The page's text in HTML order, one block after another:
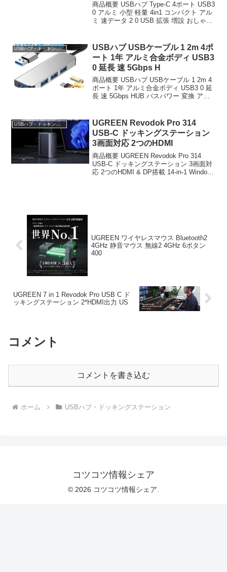
商品概要 USBハブ Type-C 4ポート USB3
0 アルミ 小型 軽量 4in1 コンパクト アル
ミ 速データ 2 0 USB 拡張 増設 おしゃれ
USBハブ・ドッキングステーション
USBハブ USBケーブル 1 2m 4ポ
ート 1年 アルミ合金ボディ USB3
0 延長 速 5Gbps H
商品概要 USBハブ USBケーブル 1 2m 4
ポート 1年 アルミ合金ボディ USB3 0 延
長 速 5Gbps HUB バスパワー 変換 アダ
USBハブ・ドッキングステーション
UGREEN Revodok Pro 314
USB-C ドッキングステーション
3画面対応 2つのHDMI
商品概要 UGREEN Revodok Pro 314
USB-C ドッキングステーション 3画面対
応 2つのHDMI & DP搭載 14-in-1 Windows
UGREEN ワイヤレスマウス Bluetooth2
4GHz 静音マウス 無線2 4GHz 6ボタン
400
UGREEN 7 in 1 Revodok Pro USB C ド
ッキングステーション 2*HDMI出力 US
コメント
コメントを書き込む
ホーム USBハブ・ドッキングステーション
コツコツ情報シェア
© 2026 コツコツ情報シェア.